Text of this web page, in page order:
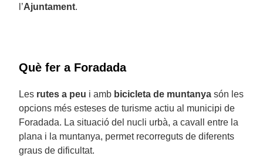
l’Ajuntament.
Què fer a Foradada
Les rutes a peu i amb bicicleta de muntanya són les
opcions més esteses de turisme actiu al municipi de
Foradada. La situació del nucli urbà, a cavall entre la
plana i la muntanya, permet recorreguts de diferents
graus de dificultat.